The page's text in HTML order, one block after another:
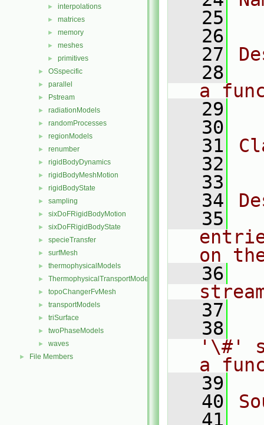
► interpolations
► matrices
► memory
► meshes
► primitives
► OSspecific
► parallel
► Pstream
► radiationModels
► randomProcesses
► regionModels
► renumber
► rigidBodyDynamics
► rigidBodyMeshMotion
► rigidBodyState
► sampling
► sixDoFRigidBodyMotion
► sixDoFRigidBodyState
► specieTransfer
► surfMesh
► thermophysicalModels
► ThermophysicalTransportModels
► topoChangerFvMesh
► transportModels
► triSurface
► twoPhaseModels
► waves
► File Members
   25
   26
   27
   28
a
   29
   30
   31
   32
   33
   34
   35
on
   36
   37
   38
'\#'
a
   39
   40
   41